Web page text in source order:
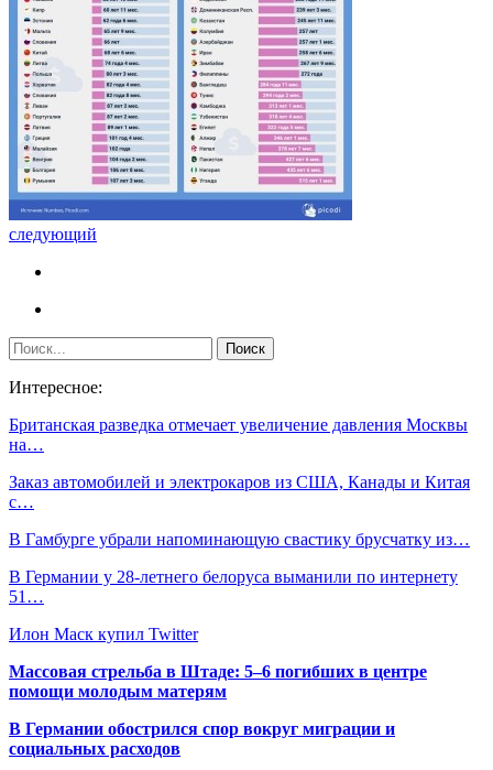
следующий
Интересное:
Британская разведка отмечает увеличение давления Москвы
на…
Заказ автомобилей и электрокаров из США, Канады и Китая
с…
В Гамбурге убрали напоминающую свастику брусчатку из…
В Германии у 28-летнего белоруса выманили по интернету
51…
Илон Маск купил Twitter
Массовая стрельба в Штаде: 5–6 погибших в центре
помощи молодым матерям
В Германии обострился спор вокруг миграции и
социальных расходов